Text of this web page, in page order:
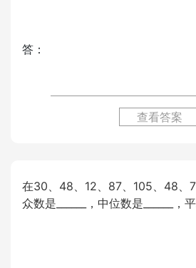
答：
查看答案
在30、48、12、87、105、48、
众数是______，中位数是______，平